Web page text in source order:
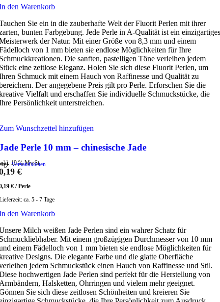
den Warenkorb
Sie ein in die zauberhafte Welt der Fluorit Perlen mit ihrer
bunten Farbgebung. Jede Perle in A-Qualität ist ein einzigartiges
der Natur. Mit einer Größe von 8,3 mm und einem
von 1 mm bieten sie endlose Möglichkeiten für Ihre
Die sanften, pastelligen Töne verleihen jedem
eine zeitlose Eleganz. Holen Sie sich diese Fluorit Perlen, um
Schmuck mit einem Hauch von Raffinesse und Qualität zu
Der angegebene Preis gilt pro Perle. Erforschen Sie die
Vielfalt und erschaffen Sie individuelle Schmuckstücke, die
Persönlichkeit unterstreichen.
Wunschzettel hinzufügen
Perle 10 mm – chinesische Jade
19 % MwSt.
Versandkosten
€
€ /Perle
ca. 5 - 7 Tage
den Warenkorb
Milch weißen Jade Perlen sind ein wahrer Schatz für
Mit einem großzügigen Durchmesser von 10 mm
einem Fädelloch von 1 mm bieten sie endlose Möglichkeiten für
Designs. Die elegante Farbe und die glatte Oberfläche
jedem Schmuckstück einen Hauch von Raffinesse und Stil.
hochwertigen Jade Perlen sind perfekt für die Herstellung von
Halsketten, Ohrringen und vielem mehr geeignet.
Sie sich diese zeitlosen Schönheiten und kreieren Sie